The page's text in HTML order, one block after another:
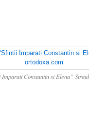
Constantin si Elena”